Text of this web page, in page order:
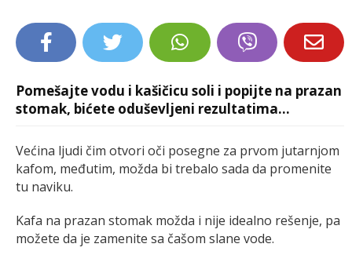
Pomešajte vodu i kašičicu soli i popijte na prazan
stomak, bićete oduševljeni rezultatima…
Većina ljudi čim otvori oči posegne za prvom jutarnjom
kafom, međutim, možda bi trebalo sada da promenite
tu naviku.
Kafa na prazan stomak možda i nije idealno rešenje, pa
možete da je zamenite sa čašom slane vode.